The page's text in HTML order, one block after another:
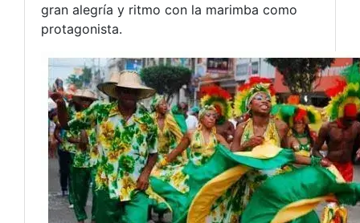
gran alegría y ritmo con la marimba como
protagonista.